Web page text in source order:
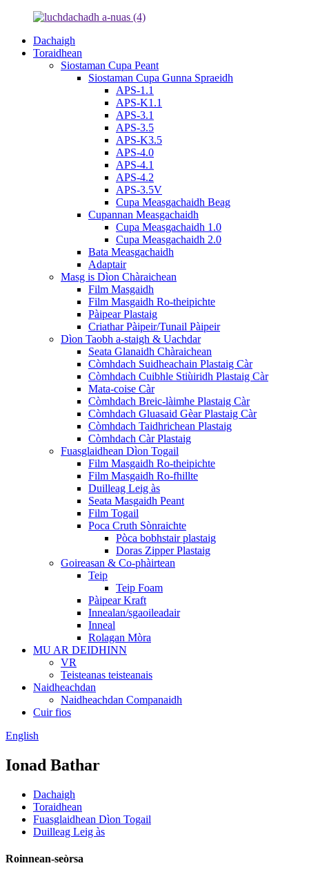
Dachaigh
Toraidhean
Siostaman Cupa Peant
Siostaman Cupa Gunna Spraeidh
APS-1.1
APS-K1.1
APS-3.1
APS-3.5
APS-K3.5
APS-4.0
APS-4.1
APS-4.2
APS-3.5V
Cupa Measgachaidh Beag
Cupannan Measgachaidh
Cupa Measgachaidh 1.0
Cupa Measgachaidh 2.0
Bata Measgachaidh
Adaptair
Masg is Dìon Chàraichean
Film Masgaidh
Film Masgaidh Ro-theipichte
Pàipear Plastaig
Criathar Pàipeir/Tunail Pàipeir
Dìon Taobh a-staigh & Uachdar
Seata Glanaidh Chàraichean
Còmhdach Suidheachain Plastaig Càr
Còmhdach Cuibhle Stiùiridh Plastaig Càr
Mata-coise Càr
Còmhdach Breic-làimhe Plastaig Càr
Còmhdach Gluasaid Gèar Plastaig Càr
Còmhdach Taidhrichean Plastaig
Còmhdach Càr Plastaig
Fuasglaidhean Dìon Togail
Film Masgaidh Ro-theipichte
Film Masgaidh Ro-fhillte
Duilleag Leig às
Seata Masgaidh Peant
Film Togail
Poca Cruth Sònraichte
Pòca bobhstair plastaig
Doras Zipper Plastaig
Goireasan & Co-phàirtean
Teip
Teip Foam
Pàipear Kraft
Innealan/sgaoileadair
Inneal
Rolagan Mòra
MU AR DEIDHINN
VR
Teisteanas teisteanais
Naidheachdan
Naidheachdan Companaidh
Cuir fios
English
Ionad Bathar
Dachaigh
Toraidhean
Fuasglaidhean Dìon Togail
Duilleag Leig às
Roinnean-seòrsa